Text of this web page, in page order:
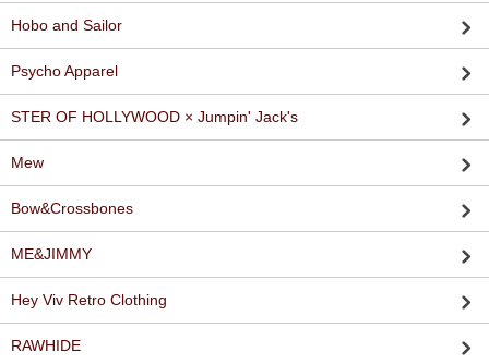
Hobo and Sailor
Psycho Apparel
STER OF HOLLYWOOD × Jumpin' Jack's
Mew
Bow&Crossbones
ME&JIMMY
Hey Viv Retro Clothing
RAWHIDE